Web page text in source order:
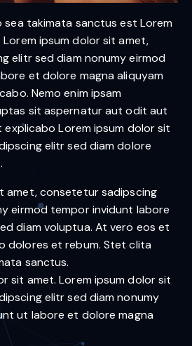
takimata sanctus est Lorem
ipsum dolor sit amet,
elitr sed diam nonumy eirmod
et dolore magna aliquyam
Nemo enim ipsam
sit aspernatur aut odit aut
Lorem ipsum dolor sit
elitr sed diam dolore
amet, consetetur sadipscing
eirmod tempor invidunt labore
diam voluptua. At vero eos et
dolores et rebum. Stet clita
sanctus.
sit amet. Lorem ipsum dolor sit
elitr sed diam nonumy
ut labore et dolore magna